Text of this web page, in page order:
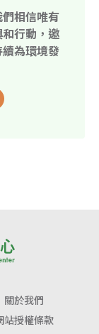
相信唯有
行動，邀
為環境發
關於我們
站授權條款